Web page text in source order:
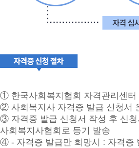
격
및
자
격
증
발
급
① 한국사회복지협회 자격관리센터
② 사회복지사 자격증 발급 신청서
③ 자격증 발급 신청서 작성 후 신
사회복지사협회로 등기 발송
④ - 자격증 발급만 희망시 : 자격증